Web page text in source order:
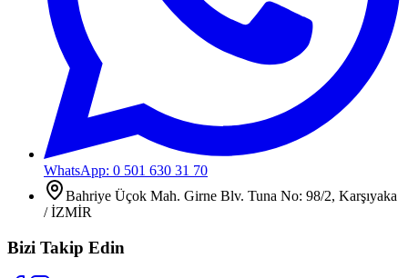
WhatsApp: 0 501 630 31 70
Bahriye Üçok Mah. Girne Blv. Tuna No: 98/2, Karşıyaka
/ İZMİR
Bizi Takip Edin